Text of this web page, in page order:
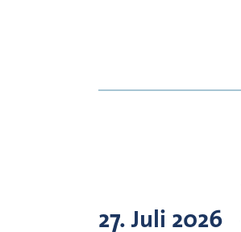
27. Juli 2026